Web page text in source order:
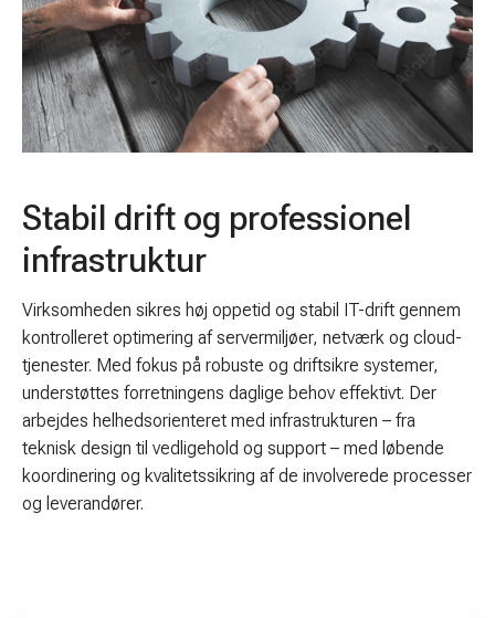
Stabil drift og professionel
infrastruktur
Virksomheden sikres høj oppetid og stabil IT-drift gennem
kontrolleret optimering af servermiljøer, netværk og cloud-
tjenester. Med fokus på robuste og driftsikre systemer,
understøttes forretningens daglige behov effektivt. Der
arbejdes helhedsorienteret med infrastrukturen – fra
teknisk design til vedligehold og support – med løbende
koordinering og kvalitetssikring af de involverede processer
og leverandører.